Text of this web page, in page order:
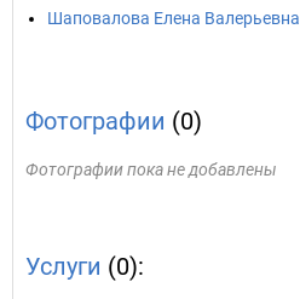
Шаповалова Елена Валерьевна
Фотографии (0)
Фотографии пока не добавлены
Услуги (0):